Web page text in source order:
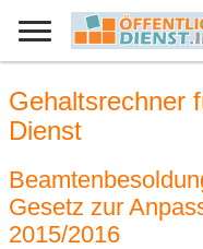
Gehaltsrechner
Dienst
Gesetz zur
2015/2016